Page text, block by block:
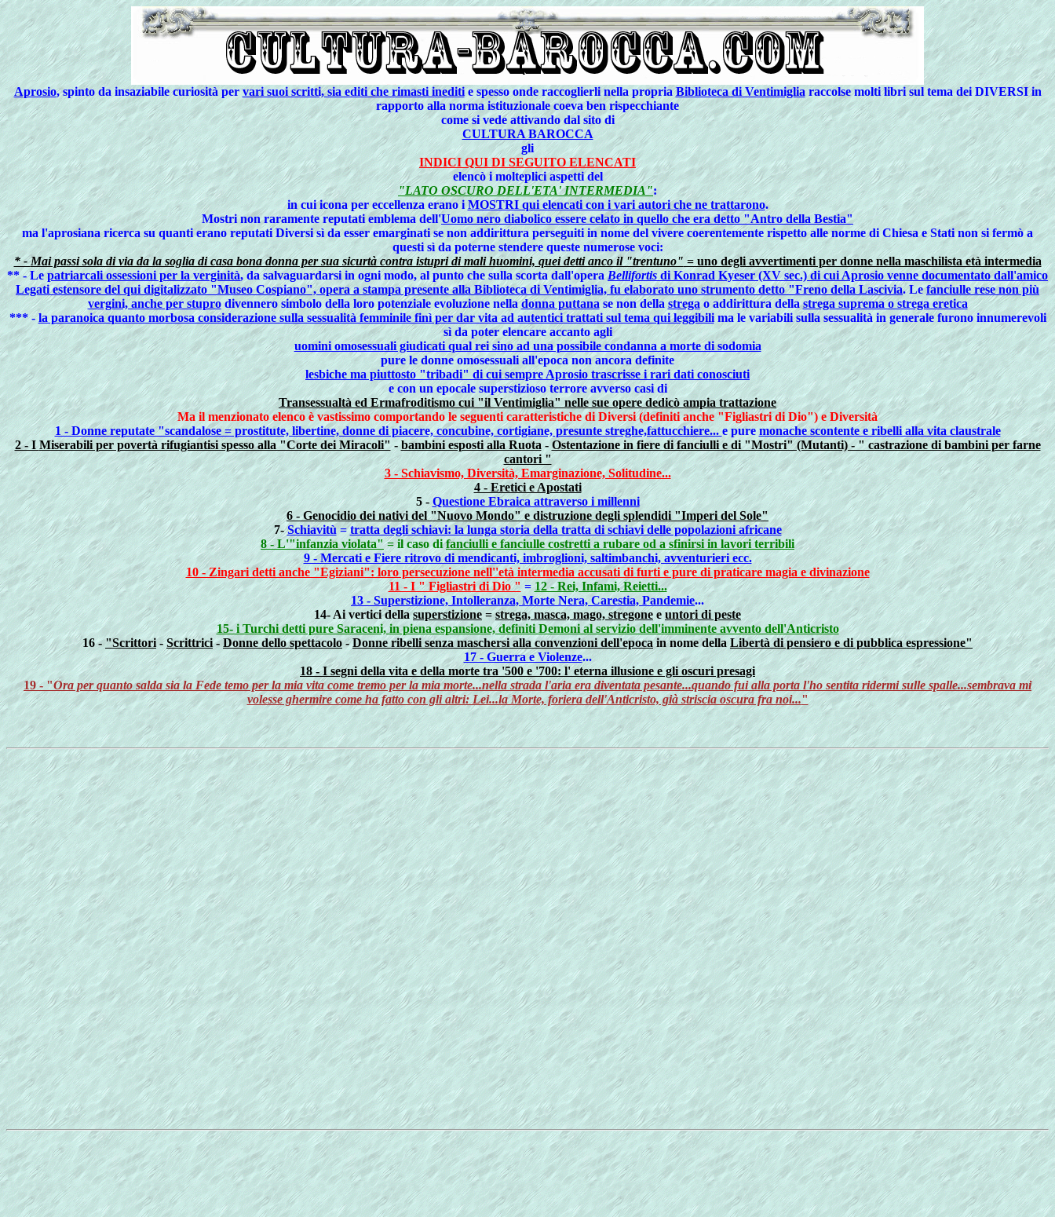
Aprosio, spinto da insaziabile curiosità pervari suoi scritti, sia editi che rimasti ineditie spesso onde raccoglierli nella propriaBiblioteca di Ventimigliaraccolse molti libri sul tema dei DIVERSI in
rapporto alla norma istituzionale coeva ben rispecchiante
come si vede attivando dal sito di
CULTURA BAROCCA
gli
INDICI QUI DI SEGUITO ELENCATI
elencò i molteplici aspetti del
"LATO OSCURO DELL'ETA' INTERMEDIA":
in cui icona per eccellenza erano iMOSTRI qui elencati con i vari autori che ne trattarono.
Mostri non raramente reputati emblema dell'Uomo nero diabolico essere celato in quello che era detto "Antro della Bestia"
ma l'aprosiana ricerca su quanti erano reputati Diversi sì da esser emarginati se non addirittura perseguiti in nome del vivere coerentemente rispetto alle norme di Chiesa e Stati non si fermò a
questi sì da poterne stendere queste numerose voci:
* -Mai passi sola di via da la soglia di casa bona donna per sua sicurtà contra istupri di mali huomini, quei detti anco il "trentuno"= uno degli avvertimenti per donne nella maschilista età intermedia
** - Lepatriarcali ossessioni per la verginità, da salvaguardarsi in ogni modo, al punto che sulla scorta dall'operaBellifortis di Konrad Kyeser (XV sec.) di cui Aprosio venne documentato dall'amico
Legati estensore del qui digitalizzato "Museo Cospiano", opera a stampa presente alla Biblioteca di Ventimiglia, fu elaborato uno strumento detto "Freno della Lascivia. Lefanciulle rese non più
vergini, anche per stuprodivennero simbolo della loro potenziale evoluzione nelladonna puttana se non della strega o addirittura dellastrega suprema o strega eretica
*** -la paranoica quanto morbosa considerazione sulla sessualità femminile finì per dar vita ad autentici trattati sul tema qui leggibilima le variabili sulla sessualità in generale furono innumerevoli
sì da poter elencare accanto agli
uomini omosessuali giudicati qual rei sino ad una possibile condanna a morte di sodomia
pure le donne omosessuali all'epoca non ancora definite
lesbiche ma piuttosto "tribadi" di cui sempre Aprosio trascrisse i rari dati conosciuti
e con un epocale superstizioso terrore avverso casi di
Transessualtà ed Ermafroditismo cui "il Ventimiglia" nelle sue opere dedicò ampia trattazione
Ma il menzionato elenco è vastissimo comportando le seguenti caratteristiche di Diversi (definiti anche "Figliastri di Dio") e Diversità
1 - Donne reputate "scandalose = prostitute, libertine, donne di piacere, concubine, cortigiane, presunte streghe,fattucchiere... e pure monache scontente e ribelli alla vita claustrale
2 - IMiserabili per povertà rifugiantisi spesso alla "Corte dei Miracoli"-bambini esposti alla Ruota - Ostentazione in fiere di fanciulli e di "Mostri" (Mutanti) - " castrazione di bambini per farne
cantori "
3 - Schiavismo, Diversità, Emarginazione, Solitudine...
4 - Eretici e Apostati
5 - Questione Ebraica attraverso i millenni
6 - Genocidio dei nativi del "Nuovo Mondo" e distruzione degli splendidi "Imperi del Sole"
7-Schiavitù=tratta degli schiavi: la lunga storia della tratta di schiavi delle popolazioni africane
8 - L'"infanzia violata"= il caso difanciulli e fanciulle costretti a rubare od a sfinirsi in lavori terribili
9 - Mercati e Fiere ritrovo di mendicanti, imbroglioni, saltimbanchi, avventurieri ecc.
10 - Zingari detti anche "Egiziani": loro persecuzione nell''età intermedia accusati di furti e pure di praticare magia e divinazione
11 - I " Figliastri di Dio " = 12 - Rei, Infami, Reietti...
13 - Superstizione, Intolleranza, Morte Nera, Carestia, Pandemie...
14- Ai vertici dellasuperstizione =strega, masca, mago, stregone e untori di peste
15- i Turchi detti pure Saraceni, in piena espansione, definiti Demoni al servizio dell'imminente avvento dell'Anticristo
16 -"Scrittori-Scrittrici-Donne dello spettacolo-Donne ribelli senza maschersi alla convenzioni dell'epocain nome dellaLibertà di pensiero e di pubblica espressione"
17 - Guerra e Violenze...
18 - I segni della vita e della morte tra '500 e '700: l' eterna illusione e gli oscuri presagi
19 - "Ora per quanto salda sia la Fede temo per la mia vita come tremo per la mia morte...nella strada l'aria era diventata pesante...quando fui alla porta l'ho sentita ridermi sulle spalle...sembrava mi
volesse ghermire come ha fatto con gli altri: Lei...la Morte, foriera dell'Anticristo, già striscia oscura fra noi..."